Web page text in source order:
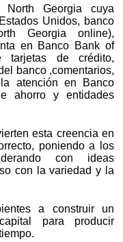
Georgia cuya
Unidos, banco
Georgia online),
en Banco Bank of
tarjetas de crédito,
banco ,comentarios,
atención en Banco
ahorro y entidades
esta creencia en
poniendo a los
con ideas
con la variedad y la
a construir un
para producir